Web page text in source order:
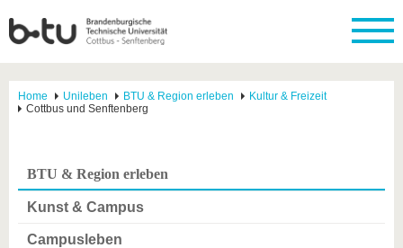
Home Unileben BTU & Region erleben
Kultur & Freizeit
Cottbus und Senftenberg
BTU & Region erleben
Kunst & Campus
Campusleben